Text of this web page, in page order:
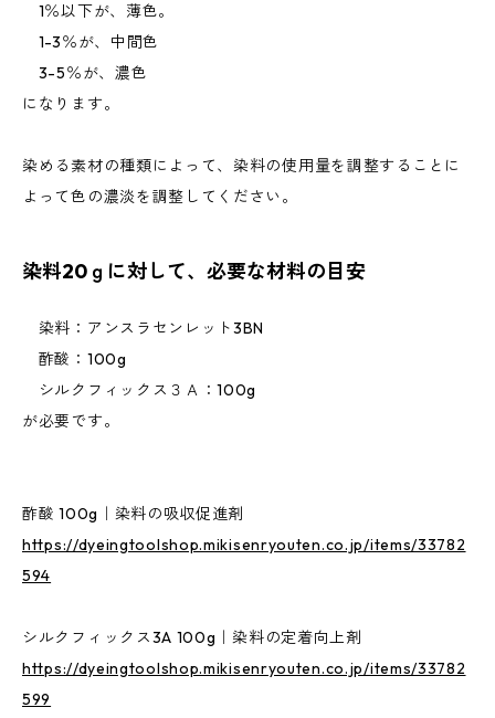
1％以下が、薄色。
1-3％が、中間色
3-5％が、濃色
になります。
染める素材の種類によって、染料の使用量を調整することに
よって色の濃淡を調整してください。
染料20ｇに対して、必要な材料の目安
染料：アンスラセンレット3BN
酢酸：100g
シルクフィックス３Ａ：100g
が必要です。
酢酸 100g｜染料の吸収促進剤
https://dyeingtoolshop.mikisenryouten.co.jp/items/33782
594
シルクフィックス3A 100g｜染料の定着向上剤
https://dyeingtoolshop.mikisenryouten.co.jp/items/33782
599